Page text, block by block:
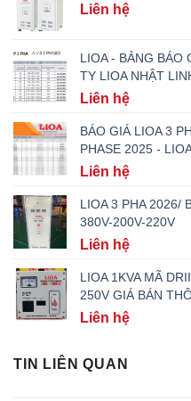
Liên hệ
LIOA - BẢNG BÁO
TY LIOA NHẬT
Liên hệ
BÁO GIÁ LIOA 3
PHASE 2025 -
Liên hệ
LIOA 3 PHA 2026/
380V-200V-220V
Liên hệ
LIOA 1KVA MÃ
250V GIÁ BÁN
Liên hệ
TIN LIÊN QUAN